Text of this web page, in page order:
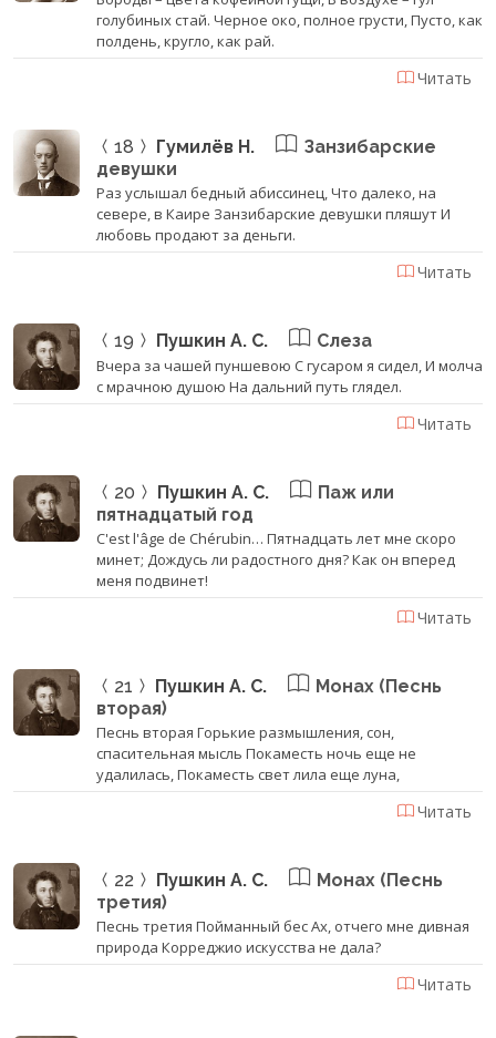
голубиных стай. Черное око, полное грусти, Пусто, как
полдень, кругло, как рай.
Читать
18 Гумилёв Н.
Занзибарские
девушки
Раз услышал бедный абиссинец, Что далеко, на
севере, в Каире Занзибарские девушки пляшут И
любовь продают за деньги.
Читать
19 Пушкин А. С. Слеза
Вчера за чашей пуншевою С гусаром я сидел, И молча
с мрачною душою На дальний путь глядел.
Читать
20 Пушкин А. С.
Паж или
пятнадцатый год
C'est l'âge de Chérubin… Пятнадцать лет мне скоро
минет; Дождусь ли радостного дня? Как он вперед
меня подвинет!
Читать
21 Пушкин А. С.
Монах (Песнь
вторая)
Песнь вторая Горькие размышления, сон,
спасительная мысль Покаместь ночь еще не
удалилась, Покаместь свет лила еще луна,
Читать
22 Пушкин А. С.
Монах (Песнь
третия)
Песнь третия Пойманный бес Ах, отчего мне дивная
природа Корреджио искусства не дала?
Читать